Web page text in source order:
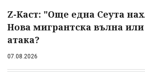
Z-Каст: "Още една Сеута
Нова мигрантска вълна
атака?
07.08.2026